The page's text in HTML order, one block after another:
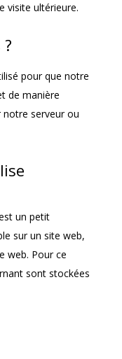
visite ultérieure.
pour que notre
de manière
notre serveur ou
un petit
sur un site web,
web. Pour ce
sont stockées